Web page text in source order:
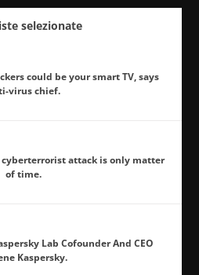
selezionate
could be your smart TV, says
virus chief.
cyberterrorist attack is only matter
of time.
Lab Cofounder And CEO
Kaspersky.